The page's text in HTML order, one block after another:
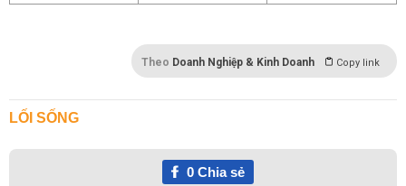
Theo Doanh Nghiệp & Kinh Doanh Copy link
LỐI SỐNG
0Chia sẻ